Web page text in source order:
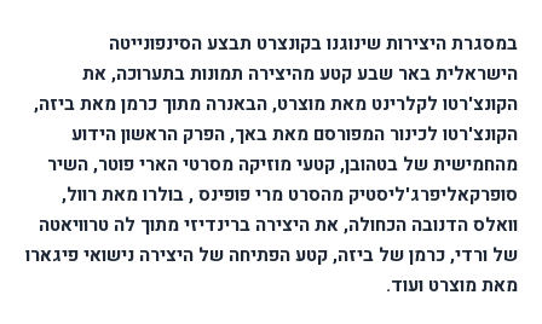
במסגרת היצירות שינוגנו בקונצרט תבצע הסינפונייטה
הישראלית באר שבע קטע מהיצירה תמונות בתערוכה, את
הקונצ'רטו לקלרינט מאת מוצרט, הבאנרה מתוך כרמן מאת ביזה,
הקונצ'רטו לכינור המפורסם מאת באך, הפרק הראשון הידוע
מהחמישית של בטהובן, קטעי מוזיקה מסרטי הארי פוטר, השיר
סופרקאליפרג'ליסטיק מהסרט מרי פופינס , בולרו מאת רוול,
וואלס הדנובה הכחולה, את היצירה ברינדיזי מתוך לה טרוויאטה
של ורדי, כרמן של ביזה, קטע הפתיחה של היצירה נישואי פיגארו
מאת מוצרט ועוד.